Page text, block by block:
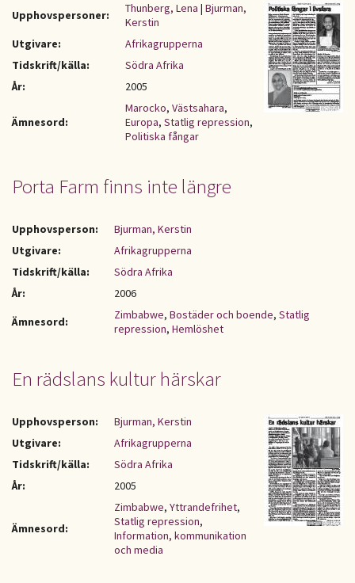
Upphovspersoner: Thunberg, Lena | Bjurman,
Kerstin
Utgivare:
Afrikagrupperna
Tidskrift/källa:
Södra Afrika
År:
2005
Ämnesord:
Marocko, Västsahara,
Europa, Statlig repression,
Politiska fångar
Porta Farm finns inte längre
Upphovsperson:
Bjurman, Kerstin
Utgivare:
Afrikagrupperna
Tidskrift/källa:
Södra Afrika
År:
2006
Ämnesord:
Zimbabwe, Bostäder och boende, Statlig
repression, Hemlöshet
En rädslans kultur härskar
Upphovsperson:
Bjurman, Kerstin
Utgivare:
Afrikagrupperna
Tidskrift/källa:
Södra Afrika
År:
2005
Ämnesord:
Zimbabwe, Yttrandefrihet,
Statlig repression,
Information, kommunikation
och media